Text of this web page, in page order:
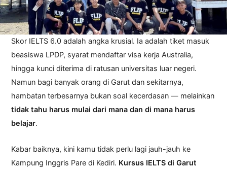
Skor IELTS 6.0 adalah angka krusial. Ia adalah tiket masuk
beasiswa LPDP, syarat mendaftar visa kerja Australia,
hingga kunci diterima di ratusan universitas luar negeri.
Namun bagi banyak orang di Garut dan sekitarnya,
hambatan terbesarnya bukan soal kecerdasan — melainkan
tidak tahu harus mulai dari mana dan di mana harus
belajar.
Kabar baiknya, kini kamu tidak perlu lagi jauh-jauh ke
Kampung Inggris Pare di Kediri. Kursus IELTS di Garut